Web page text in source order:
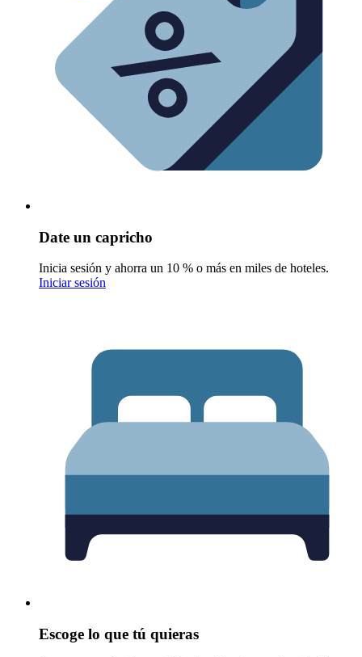
Date un capricho
Inicia sesión y ahorra un 10 % o más en miles de hoteles.
Iniciar sesión
Escoge lo que tú quieras